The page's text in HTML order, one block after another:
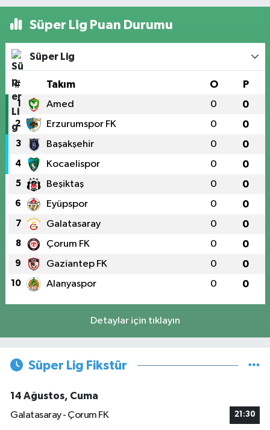
Süper Lig Puan Durumu
Süper Lig
# Takım O P
1 Amed 0 0
2 Erzurumspor FK 0 0
3 Başakşehir 0 0
4 Kocaelispor 0 0
5 Beşiktaş 0 0
6 Eyüpspor 0 0
7 Galatasaray 0 0
8 Çorum FK 0 0
9 Gaziantep FK 0 0
10 Alanyaspor 0 0
Detaylar için tıklayın
Süper Lig Fikstür
14 Ağustos, Cuma
Galatasaray - Çorum FK
21:30